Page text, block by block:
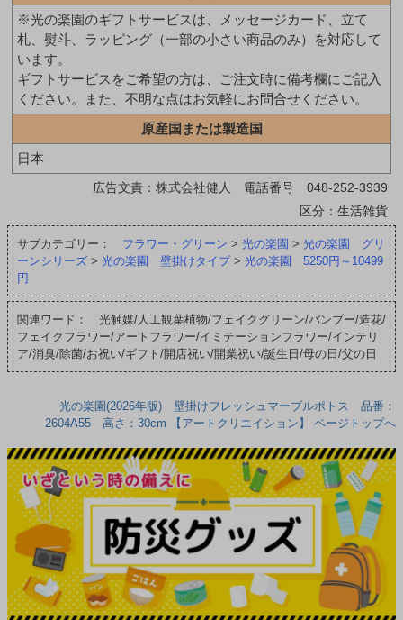
※光の楽園のギフトサービスは、メッセージカード、立て
札、熨斗、ラッピング（一部の小さい商品のみ）を対応して
います。
ギフトサービスをご希望の方は、ご注文時に備考欄にご記入
ください。また、不明な点はお気軽にお問合せください。
原産国または製造国
日本
広告文責：株式会社健人 電話番号 048-252-3939
区分：生活雑貨
サブカテゴリー： フラワー・グリーン > 光の楽園 > 光の楽園 グリ
ーンシリーズ > 光の楽園 壁掛けタイプ> 光の楽園 5250円～10499
円
関連ワード： 光触媒/人工観葉植物/フェイクグリーン/バンブー/造花/
フェイクフラワー/アートフラワー/イミテーションフラワー/インテリ
ア/消臭/除菌/お祝い/ギフト/開店祝い/開業祝い/誕生日/母の日/父の日
光の楽園(2026年版) 壁掛けフレッシュマーブルポトス 品番：
2604A55 高さ：30cm 【アートクリエイション】 ページトップへ